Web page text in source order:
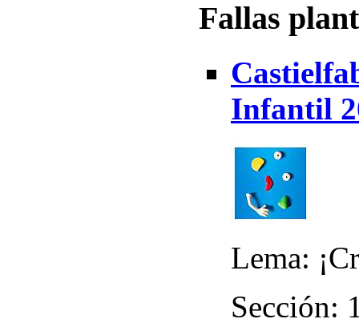
Fallas
Infantil
Lema:
Sección: